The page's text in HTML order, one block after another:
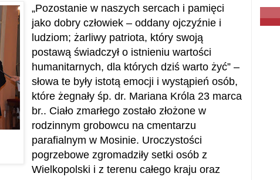
„Pozostanie w naszych sercach i pamięci
jako dobry człowiek – oddany ojczyźnie i
ludziom; żarliwy patriota, który swoją
postawą świadczył o istnieniu wartości
humanitarnych, dla których dziś warto żyć” –
słowa te były istotą emocji i wystąpień osób,
które żegnały śp. dr. Mariana Króla 23 marca
br.. Ciało zmarłego zostało złożone w
rodzinnym grobowcu na cmentarzu
parafialnym w Mosinie. Uroczystości
pogrzebowe zgromadziły setki osób z
Wielkopolski i z terenu całego kraju oraz